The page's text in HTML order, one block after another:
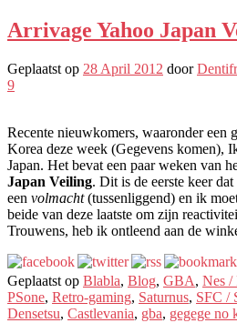
Arrivage Yahoo Japan
Geplaatst op 28 April 2012 door
9
Recente nieuwkomers, waaronder een
Korea deze week (Gegevens komen),
Japan. Het bevat een paar weken van
Japan Veiling. Dit is de eerste keer
een volmacht(tussenliggend) en ik
beide van deze laatste om zijn
Trouwens, heb ik ontleend aan de
Geplaatst op Blabla, Blog, GBA, Nes /
PSone, Retro-gaming, Saturnus, SFC /
Densetsu, Castlevania, gba, gegege no